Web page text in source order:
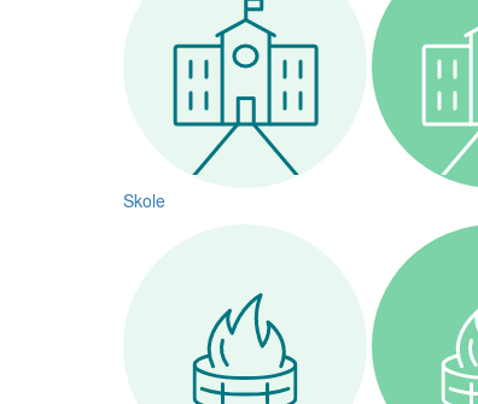
Skole